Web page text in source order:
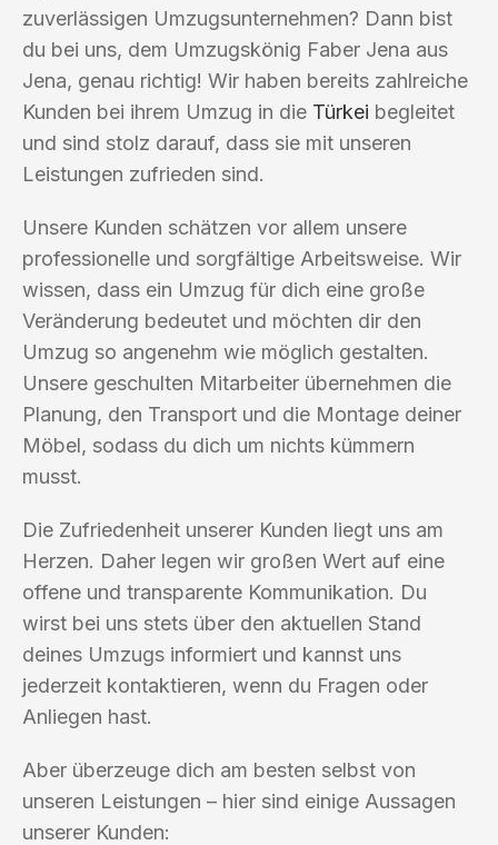
zuverlässigen Umzugsunternehmen? Dann bist
du bei uns, dem Umzugskönig Faber Jena aus
Jena, genau richtig! Wir haben bereits zahlreiche
Kunden bei ihrem Umzug in die Türkei begleitet
und sind stolz darauf, dass sie mit unseren
Leistungen zufrieden sind.
Unsere Kunden schätzen vor allem unsere
professionelle und sorgfältige Arbeitsweise. Wir
wissen, dass ein Umzug für dich eine große
Veränderung bedeutet und möchten dir den
Umzug so angenehm wie möglich gestalten.
Unsere geschulten Mitarbeiter übernehmen die
Planung, den Transport und die Montage deiner
Möbel, sodass du dich um nichts kümmern
musst.
Die Zufriedenheit unserer Kunden liegt uns am
Herzen. Daher legen wir großen Wert auf eine
offene und transparente Kommunikation. Du
wirst bei uns stets über den aktuellen Stand
deines Umzugs informiert und kannst uns
jederzeit kontaktieren, wenn du Fragen oder
Anliegen hast.
Aber überzeuge dich am besten selbst von
unseren Leistungen – hier sind einige Aussagen
unserer Kunden: